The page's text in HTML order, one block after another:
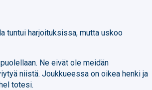
tuntui harjoituksissa, mutta uskoo
Ne eivät ole meidän
niistä. Joukkueessa on oikea henki ja
totesi.